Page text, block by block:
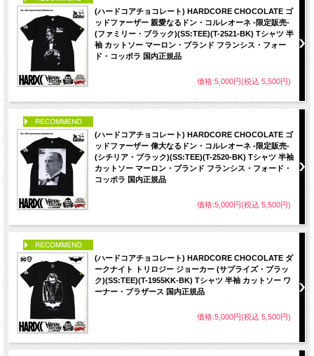
(ハードコアチョコレート) HARDCORE CHOCOLATE ゴ
ッドファーザー 親愛なるドン・コルレオーネ -限定販売-
(ファミリー・ブラック)(SS:TEE)(T-2521-BK) Tシャツ 半
袖 カットソー マーロン・ブランド フランシス・フォー
ド・コッポラ 国内正規品
価格:5,000円(税込 5,500円)
(ハードコアチョコレート) HARDCORE CHOCOLATE ゴ
ッドファーザー 偉大なるドン・コルレオーネ -限定販売-
(シチリア・ブラック)(SS:TEE)(T-2520-BK) Tシャツ 半袖
カットソー マーロン・ブランド フランシス・フォード・
コッポラ 国内正規品
価格:5,000円(税込 5,500円)
(ハードコアチョコレート) HARDCORE CHOCOLATE ダ
ークナイト トリロジー ジョーカー (サプライズ・ブラッ
ク)(SS:TEE)(T-1955KK-BK) Tシャツ 半袖 カットソー ワ
ーナー・ブラザース 国内正規品
価格:5,000円(税込 5,500円)